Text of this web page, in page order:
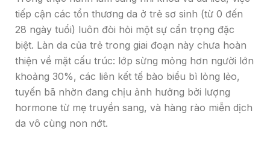
tiếp cận các tổn thương da ở trẻ sơ sinh (từ 0 đến
28 ngày tuổi) luôn đòi hỏi một sự cẩn trọng đặc
biệt. Làn da của trẻ trong giai đoạn này chưa hoàn
thiện về mặt cấu trúc: lớp sừng mỏng hơn người lớn
khoảng 30%, các liên kết tế bào biểu bì lỏng lẻo,
tuyến bã nhờn đang chịu ảnh hưởng bởi lượng
hormone từ mẹ truyền sang, và hàng rào miễn dịch
da vô cùng non nớt.